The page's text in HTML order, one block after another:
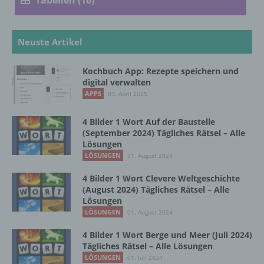
Neuste Artikel
Kochbuch App: Rezepte speichern und
digital verwalten
APPS 03. April 2025
4 Bilder 1 Wort Auf der Baustelle
(September 2024) Tägliches Rätsel – Alle
Lösungen
LÖSUNGEN 31. August 2024
4 Bilder 1 Wort Clevere Weltgeschichte
(August 2024) Tägliches Rätsel – Alle
Lösungen
LÖSUNGEN 01. August 2024
4 Bilder 1 Wort Berge und Meer (Juli 2024)
Tägliches Rätsel – Alle Lösungen
LÖSUNGEN 01. Juli 2024
Verarbeitung ist jeder mit oder ohne Hilfe
automatisierter Verfahren ausgeführte
Vorgang oder jede solche Vorgangsreihe im
Zusammenhang mit personenbezogenen
Daten wie das Erheben, das Erfassen, die
Organisation, das Ordnen, die Speicherung,
die Anpassung oder Veränderung, das
Auslesen, das Abfragen, die Verwendung,
die Offenlegung durch Übermittlung,
Bereitstellung, den Abgleich oder die
Verknüpfung, die Einschränkung, das
Löschen oder die Vernichtung.
d) Einschränkung der Verarbeitung
Einschränkung der Verarbeitung ist die
Markierung gespeicherter
personenbezogener Daten mit dem Ziel, ihre
künftige Verarbeitung einzuschränken.